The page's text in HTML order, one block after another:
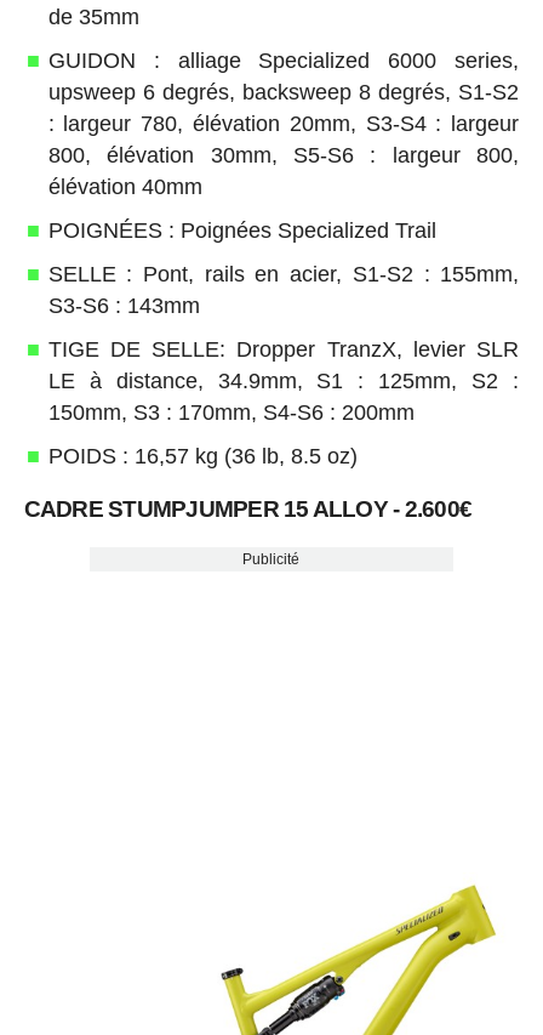
de 35mm
GUIDON : alliage Specialized 6000 series,
upsweep 6 degrés, backsweep 8 degrés, S1-S2
: largeur 780, élévation 20mm, S3-S4 : largeur
800, élévation 30mm, S5-S6 : largeur 800,
élévation 40mm
POIGNÉES : Poignées Specialized Trail
SELLE : Pont, rails en acier, S1-S2 : 155mm,
S3-S6 : 143mm
TIGE DE SELLE: Dropper TranzX, levier SLR
LE à distance, 34.9mm, S1 : 125mm, S2 :
150mm, S3 : 170mm, S4-S6 : 200mm
POIDS : 16,57 kg (36 lb, 8.5 oz)
CADRE STUMPJUMPER 15 ALLOY - 2.600€
Publicité